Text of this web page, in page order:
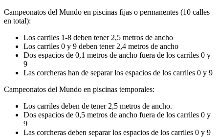
Campeonatos del Mundo en piscinas fijas o permanentes (10 calles
en total):
Los carriles 1-8 deben tener 2,5 metros de ancho
Los carriles 0 y 9 deben tener 2,4 metros de ancho
Dos espacios de 0,1 metros de ancho fuera de los carriles 0 y
9
Las corcheras han de separar los espacios de los carriles 0 y 9
Campeonatos del Mundo en piscinas temporales:
Los carriles deben de tener 2,5 metros de ancho.
Dos espacios de 0,5 metros de ancho fuera de los carriles 0 y
9
Las corcheras deben separar los espacios de los carriles 0 y 9